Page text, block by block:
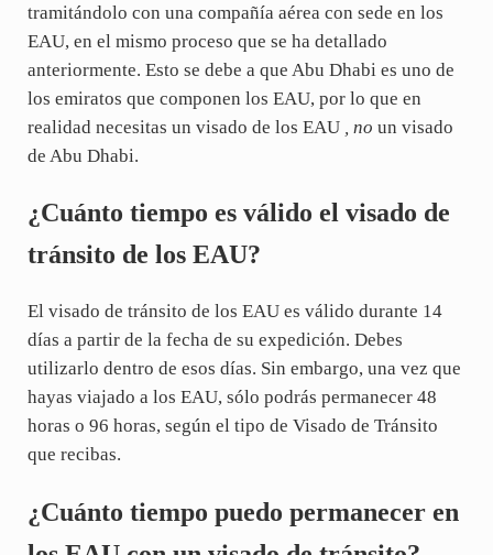
tramitándolo con una compañía aérea con sede en los
EAU, en el mismo proceso que se ha detallado
anteriormente. Esto se debe a que Abu Dhabi es uno de
los emiratos que componen los EAU, por lo que en
realidad necesitas un visado de los EAU
, no un visado
de Abu Dhabi.
¿Cuánto tiempo es válido el visado de
tránsito de los EAU?
El visado de tránsito de los EAU es válido durante 14
días a partir de la fecha de su expedición. Debes
utilizarlo dentro de esos días. Sin embargo, una vez que
hayas viajado a los EAU, sólo podrás permanecer 48
horas o 96 horas, según el tipo de Visado de Tránsito
que recibas.
¿Cuánto tiempo puedo permanecer en